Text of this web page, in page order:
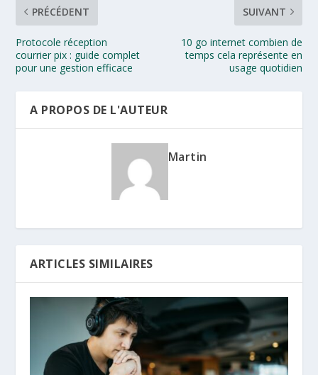
PRÉCÉDENT
Protocole réception
courrier pix : guide complet
pour une gestion efficace
SUIVANT
10 go internet combien de
temps cela représente en
usage quotidien
A PROPOS DE L'AUTEUR
Martin
ARTICLES SIMILAIRES